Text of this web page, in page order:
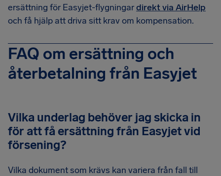
ersättning för Easyjet-flygningardirekt via AirHelp
och få hjälp att driva sitt krav om kompensation.
FAQ om ersättning och
återbetalning från Easyjet
Vilka underlag behöver jag skicka in
för att få ersättning från Easyjet vid
försening?
Vilka dokument som krävs kan variera från fall till